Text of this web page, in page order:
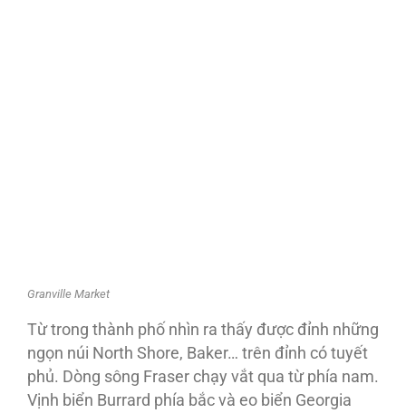
Granville Market
Từ trong thành phố nhìn ra thấy được đỉnh những
ngọn núi North Shore, Baker… trên đỉnh có tuyết
phủ. Dòng sông Fraser chạy vắt qua từ phía nam.
Vịnh biển Burrard phía bắc và eo biển Georgia